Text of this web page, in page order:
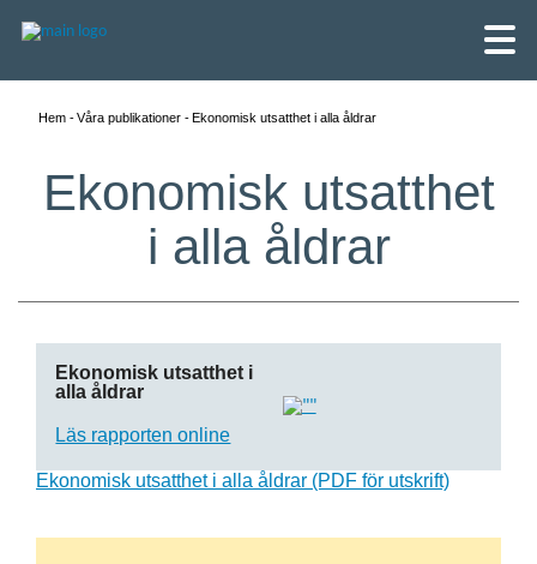
English
Hem Våra publikationer Ekonomisk utsatthet i alla åldrar
Ekonomisk utsatthet
i alla åldrar
Ekonomisk utsatthet i
alla åldrar
Läs rapporten online
Ekonomisk utsatthet i alla åldrar (PDF för utskrift)